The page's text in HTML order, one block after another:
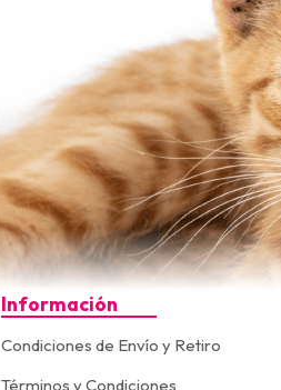
Información
Condiciones de Envío y Retiro
Términos y Condiciones